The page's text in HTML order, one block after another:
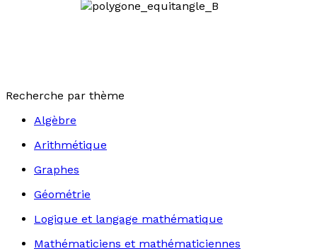
Recherche par thème
Algèbre
Arithmétique
Graphes
Géométrie
Logique et langage mathématique
Mathématiciens et mathématiciennes